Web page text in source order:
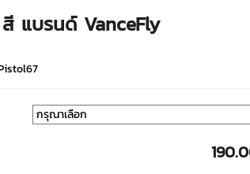
แบรนด์ VanceFly